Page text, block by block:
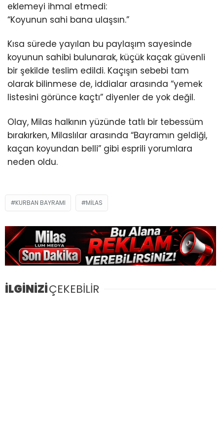
eklemeyi ihmal etmedi:
“Koyunun sahi bana ulaşsın.”
Kısa sürede yayılan bu paylaşım sayesinde
koyunun sahibi bulunarak, küçük kaçak güvenli
bir şekilde teslim edildi. Kaçışın sebebi tam
olarak bilinmese de, iddialar arasında “yemek
listesini görünce kaçtı” diyenler de yok değil.
Olay, Milas halkının yüzünde tatlı bir tebessüm
bırakırken, Milaslılar arasında “Bayramın geldiği,
kaçan koyundan belli” gibi esprili yorumlara
neden oldu.
KURBAN BAYRAMI MILAS
İLGİNİZİÇEKEBİLİR